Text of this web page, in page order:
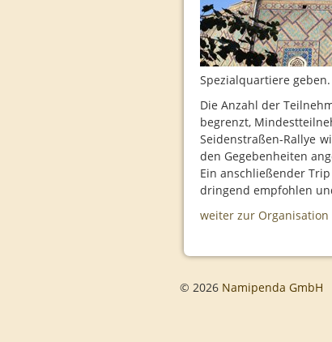
Spezialquartiere geben.
Die Anzahl der
begrenzt,
Seidenstraßen-Rallye
den Gegebenheiten
Ein anschließender
dringend empfohlen
weiter zur Organisation
© 2026 Namipenda GmbH